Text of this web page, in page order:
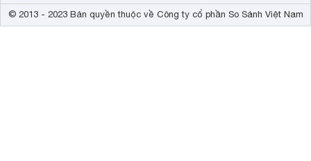
© 2013 - 2023 Bản quyền thuộc về Công ty cổ phần So Sánh Việt Nam